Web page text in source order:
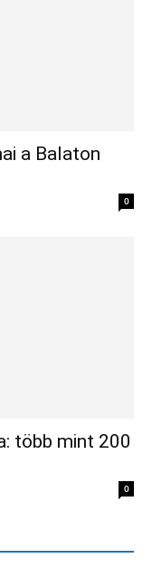
a Balaton
0
több mint 200
0